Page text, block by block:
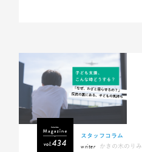
vol.434
スタッフコラム
writer
かきの木のりみ